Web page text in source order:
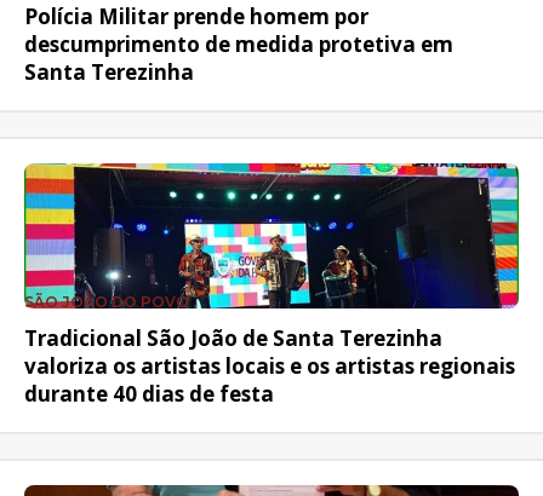
Polícia Militar prende homem por
descumprimento de medida protetiva em
Santa Terezinha
SÃO JOÃO DO POVO
Tradicional São João de Santa Terezinha
valoriza os artistas locais e os artistas regionais
durante 40 dias de festa